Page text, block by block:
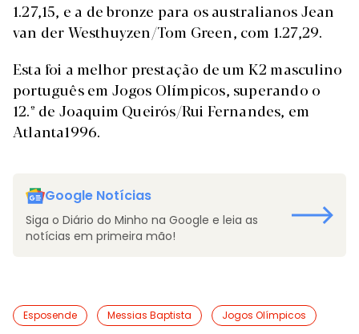
1.27,15, e a de bronze para os australianos Jean
van der Westhuyzen/Tom Green, com 1.27,29.
Esta foi a melhor prestação de um K2 masculino
português em Jogos Olímpicos, superando o
12.º de Joaquim Queirós/Rui Fernandes, em
Atlanta1996.
Google Notícias
Siga o Diário do Minho na Google e leia as
notícias em primeira mão!
Esposende Messias Baptista Jogos Olímpicos